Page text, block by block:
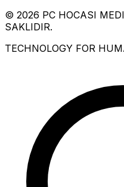
© 2026 PC HOCASI
SAKLIDIR.
TECHNOLOGY FOR